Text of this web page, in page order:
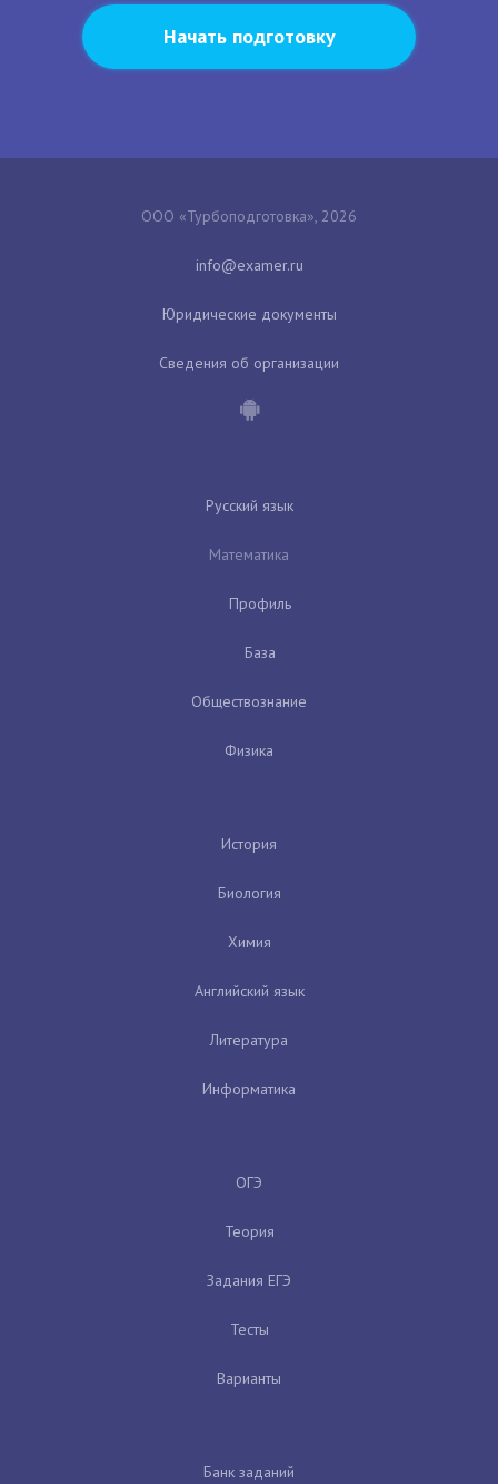
Начать подготовку
ООО «Турбоподготовка», 2026
Юридические документы
Сведения об организации
Русский язык
Математика
Профиль
База
Обществознание
Физика
История
Биология
Химия
Английский язык
Литература
Информатика
ОГЭ
Теория
Задания ЕГЭ
Тесты
Варианты
Банк заданий